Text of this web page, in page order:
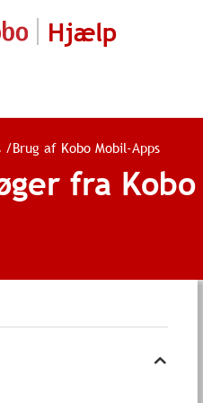
Hjælp
/Brug af Kobo Mobil-Apps
fra